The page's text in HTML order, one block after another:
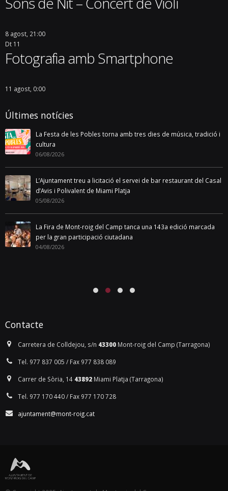
8 agost, 21:00
Dt 11
Fotografia amb Smartphone
11 agost, 0:00
Últimes notícies
La Festa de les Pobles torna amb tres dies de música, tradició i
cultura
06/08/2026
L’Ajuntament treu a licitació el servei de bar restaurant del Casal
d’Avis i Polivalent de Miami Platja
05/08/2026
La Fira de Mont-roig del Camp tanca una 143a edició marcada
per la gran participació ciutadana
04/08/2026
Contacte
Carretera de Colldejou, s/n 43300 Mont-roig del Camp (Tarragona)
Tel. 977 837 005 / Fax 977 838 089
Carrer de Sòria, 14 43892 Miami Platja (Tarragona)
Tel. 977 170 440 / Fax 977 170 728
ajuntament@mont-roig.cat